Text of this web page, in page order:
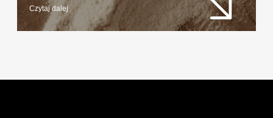
Czytaj dalej